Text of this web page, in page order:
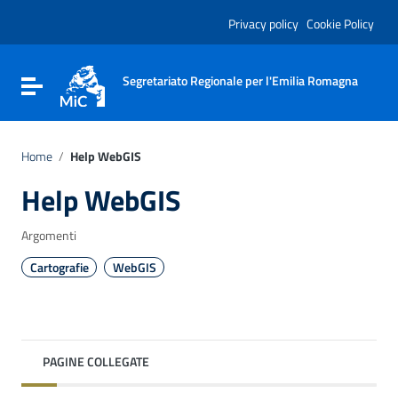
Vai al footer
Privacy policy Cookie Policy
Attiva / disattiva la navigazione
Segretariato Regionale per l'Emilia Romagna
Home / Help WebGIS
Help WebGIS
Argomenti
Cartografie
WebGIS
PAGINE COLLEGATE